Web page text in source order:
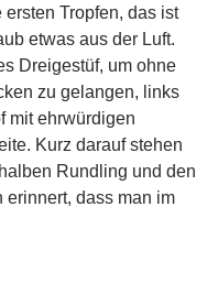
Tropfen, das ist
etwas aus der Luft.
Dreigestüf, um ohne
zu gelangen, links
mit ehrwürdigen
Kurz darauf stehen
Rundling und den
erinnert, dass man im